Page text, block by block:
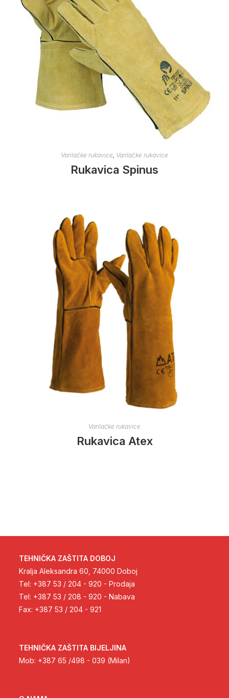
Varilačke rukavice, Varilačke rukavice
Rukavica Spinus
Varilačke rukavice
Rukavica Atex
TEHNIČKA ZAŠTITA DOBOJ
Kralja Aleksandra 60, 74000 Doboj
Tel: +387 53 / 204 - 920 - Prodaja
Tel: +387 53 / 208 - 920 - Nabava
Fax: +387 53 / 204 - 921
TEHNIČKA ZAŠTITA BIJELJINA
Mob: +387 65 /498 - 039 (Milan)